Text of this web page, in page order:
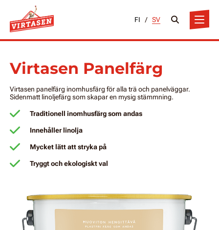
FI / SV
Virtasen Panelfärg
Virtasen panelfärg inomhusfärg för alla trä och panelväggar.
Sidenmatt linoljefärg som skapar en mysig stämmning.
Traditionell inomhusfärg som andas
Innehåller linolja
Mycket lätt att stryka på
Tryggt och ekologiskt val